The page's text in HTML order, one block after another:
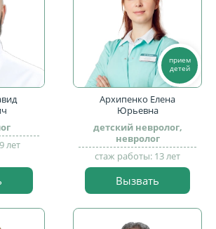
лет
прием
детей
Архипенко Елена
Юрьевна
детский невролог,
невролог
стаж работы: 13 лет
Вызвать